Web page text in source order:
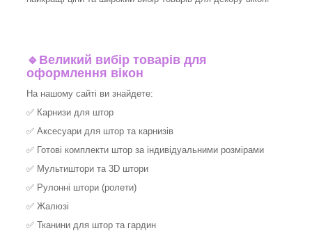
🔹 Великий вибір товарів для
оформлення вікон
На нашому сайті ви знайдете:
✅ Карнизи для штор
✅ Аксесуари для штор та карнизів
✅ Готові комплекти штор за індивідуальними розмірами
✅ Мультиштори та 3D штори
✅ Рулонні штори (ролети)
✅ Жалюзі
✅ Тканини для штор та гардин